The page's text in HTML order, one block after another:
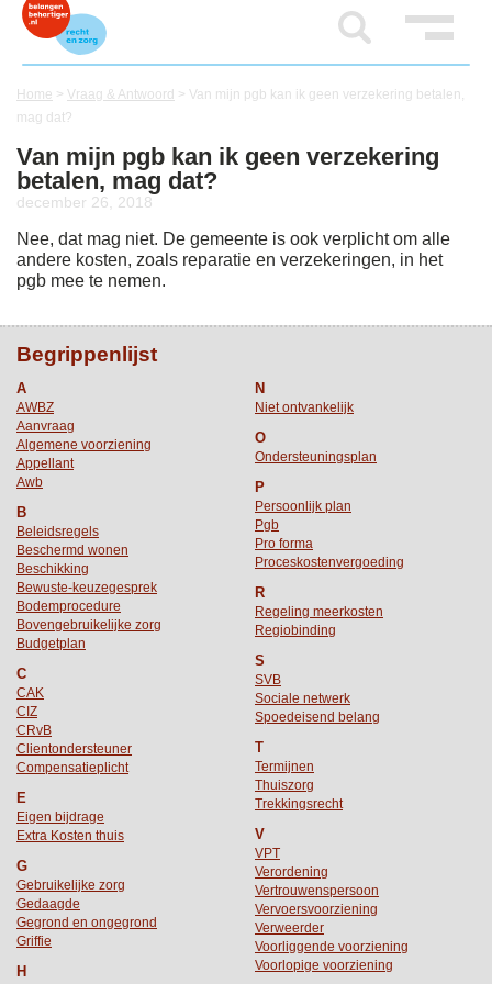
Home > Vraag & Antwoord > Van mijn pgb kan ik geen verzekering betalen,
mag dat?
Van mijn pgb kan ik geen verzekering
betalen, mag dat?
december 26, 2018
Nee, dat mag niet. De gemeente is ook verplicht om alle
andere kosten, zoals reparatie en verzekeringen, in het
pgb mee te nemen.
Begrippenlijst
A
AWBZ
Aanvraag
Algemene voorziening
Appellant
Awb
B
Beleidsregels
Beschermd wonen
Beschikking
Bewuste-keuzegesprek
Bodemprocedure
Bovengebruikelijke zorg
Budgetplan
C
CAK
CIZ
CRvB
Clientondersteuner
Compensatieplicht
E
Eigen bijdrage
Extra Kosten thuis
G
Gebruikelijke zorg
Gedaagde
Gegrond en ongegrond
Griffie
H
N
Niet ontvankelijk
O
Ondersteuningsplan
P
Persoonlijk plan
Pgb
Pro forma
Proceskostenvergoeding
R
Regeling meerkosten
Regiobinding
S
SVB
Sociale netwerk
Spoedeisend belang
T
Termijnen
Thuiszorg
Trekkingsrecht
V
VPT
Verordening
Vertrouwenspersoon
Vervoersvoorziening
Verweerder
Voorliggende voorziening
Voorlopige voorziening